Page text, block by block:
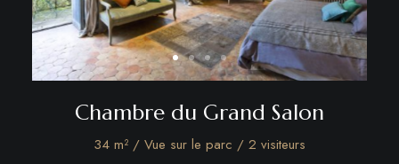
Chambre du Grand Salon
34 m² / Vue sur le parc / 2 visiteurs